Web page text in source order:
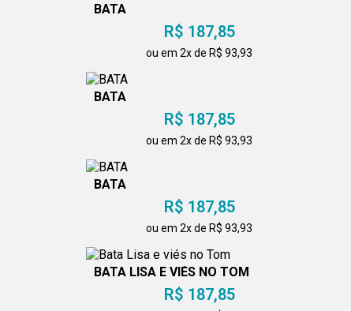
BATA
R$ 187,85
ou em 2x de R$ 93,93
BATA
R$ 187,85
ou em 2x de R$ 93,93
BATA
R$ 187,85
ou em 2x de R$ 93,93
BATA LISA E VIÉS NO TOM
R$ 187,85